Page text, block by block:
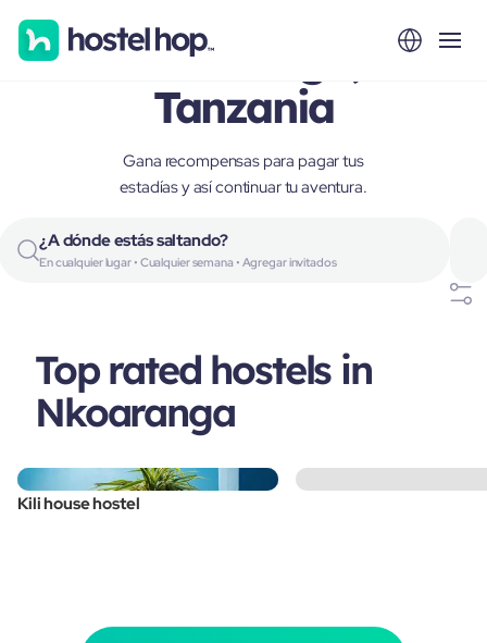
Nkoaranga,
Tanzania
Gana recompensas para pagar tus
estadías y así continuar tu aventura.
¿A dónde estás saltando?
En cualquier lugar • Cualquier semana • Agregar invitados
Top rated hostels in
Nkoaranga
Kili house hostel